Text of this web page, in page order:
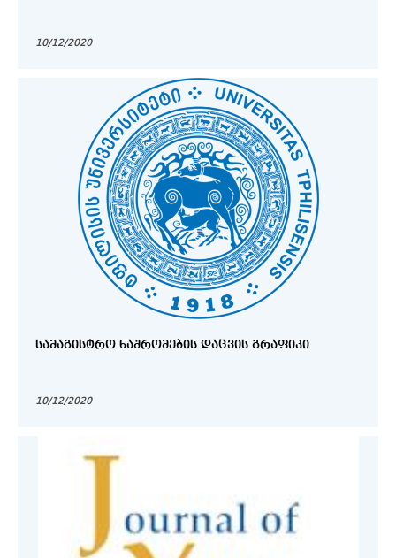
10/12/2020
ᲡᲐᲛᲐᲒᲘᲡᲢᲠᲝ ᲜᲐᲨᲠᲝᲛᲔᲑᲘᲡ ᲓᲐᲪᲕᲘᲡ ᲒᲠᲐᲤᲘᲙᲘ
10/12/2020